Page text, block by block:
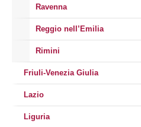
Ravenna
Reggio nell’Emilia
Rimini
Friuli-Venezia Giulia
Lazio
Liguria